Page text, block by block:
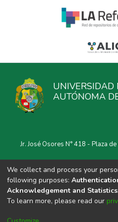
UNIVERSIDAD
AUTÓNOMA
Jr. José Osores N° 418 - Plaza
We collect and process your
following purposes:
Acknowledgement and Statistics
To learn more, please read our